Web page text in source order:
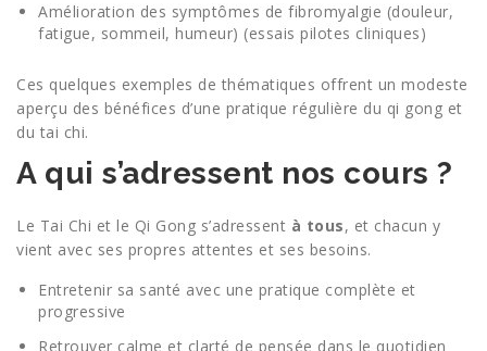
Amélioration des symptômes de fibromyalgie (douleur,
fatigue, sommeil, humeur) (essais pilotes cliniques)
Ces quelques exemples de thématiques offrent un modeste
aperçu des bénéfices d’une pratique régulière du qi gong et
du tai chi.
A qui s’adressent nos cours ?
Le Tai Chi et le Qi Gong s’adressent à tous, et chacun y
vient avec ses propres attentes et ses besoins.
Entretenir sa santé avec une pratique complète et
progressive
Retrouver calme et clarté de pensée dans le quotidien